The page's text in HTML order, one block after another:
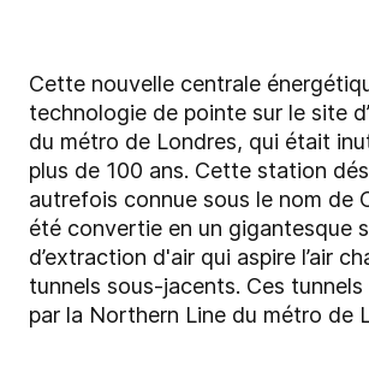
Cette nouvelle centrale
technologie de pointe sur le site
du métro de Londres, qui était
plus de 100 ans. Cette station
autrefois connue sous le nom de
été convertie en un gigantesque
d’extraction d'air qui aspire l’air
tunnels sous-jacents. Ces
par la Northern Line du métro de